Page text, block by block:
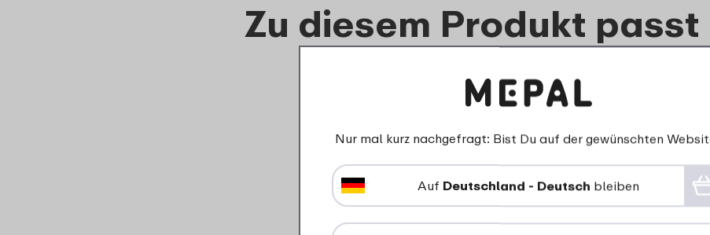
Zu diesem Produkt passt
Nur mal kurz nachgefragt: Bist Du auf der gewünschten
Auf Deutschland - Deutsch bleiben